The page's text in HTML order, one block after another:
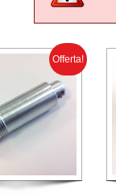
Offerta!